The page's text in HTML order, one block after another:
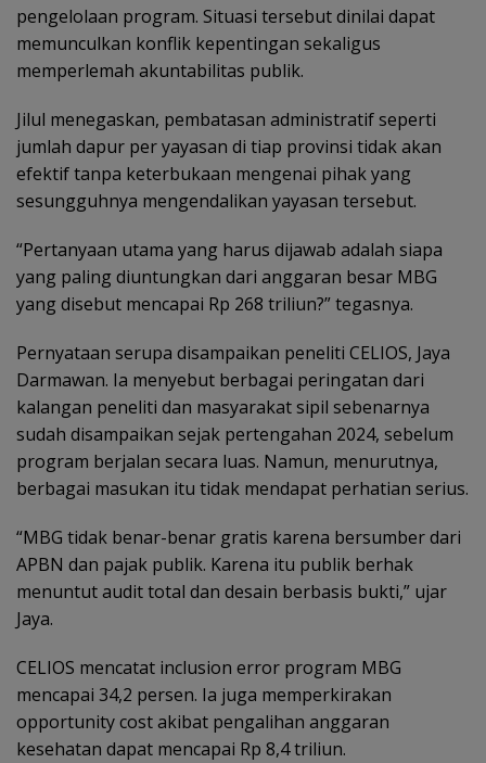
pengelolaan program. Situasi tersebut dinilai dapat
memunculkan konflik kepentingan sekaligus
memperlemah akuntabilitas publik.
Jilul menegaskan, pembatasan administratif seperti
jumlah dapur per yayasan di tiap provinsi tidak akan
efektif tanpa keterbukaan mengenai pihak yang
sesungguhnya mengendalikan yayasan tersebut.
“Pertanyaan utama yang harus dijawab adalah siapa
yang paling diuntungkan dari anggaran besar MBG
yang disebut mencapai Rp 268 triliun?” tegasnya.
Pernyataan serupa disampaikan peneliti CELIOS, Jaya
Darmawan. Ia menyebut berbagai peringatan dari
kalangan peneliti dan masyarakat sipil sebenarnya
sudah disampaikan sejak pertengahan 2024, sebelum
program berjalan secara luas. Namun, menurutnya,
berbagai masukan itu tidak mendapat perhatian serius.
“MBG tidak benar-benar gratis karena bersumber dari
APBN dan pajak publik. Karena itu publik berhak
menuntut audit total dan desain berbasis bukti,” ujar
Jaya.
CELIOS mencatat inclusion error program MBG
mencapai 34,2 persen. Ia juga memperkirakan
opportunity cost akibat pengalihan anggaran
kesehatan dapat mencapai Rp 8,4 triliun.